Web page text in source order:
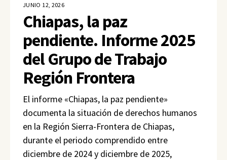
JUNIO 12, 2026
Chiapas, la paz
pendiente. Informe 2025
del Grupo de Trabajo
Región Frontera
El informe «Chiapas, la paz pendiente»
documenta la situación de derechos humanos
en la Región Sierra-Frontera de Chiapas,
durante el periodo comprendido entre
diciembre de 2024 y diciembre de 2025,